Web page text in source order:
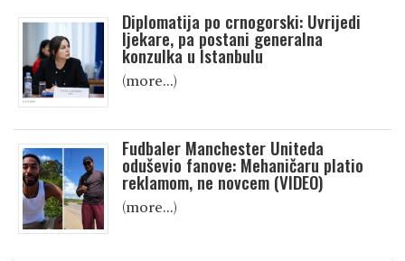
Diplomatija po crnogorski: Uvrijedi
ljekare, pa postani generalna
konzulka u Istanbulu
(more…)
Fudbaler Manchester Uniteda
oduševio fanove: Mehaničaru platio
reklamom, ne novcem (VIDEO)
(more…)